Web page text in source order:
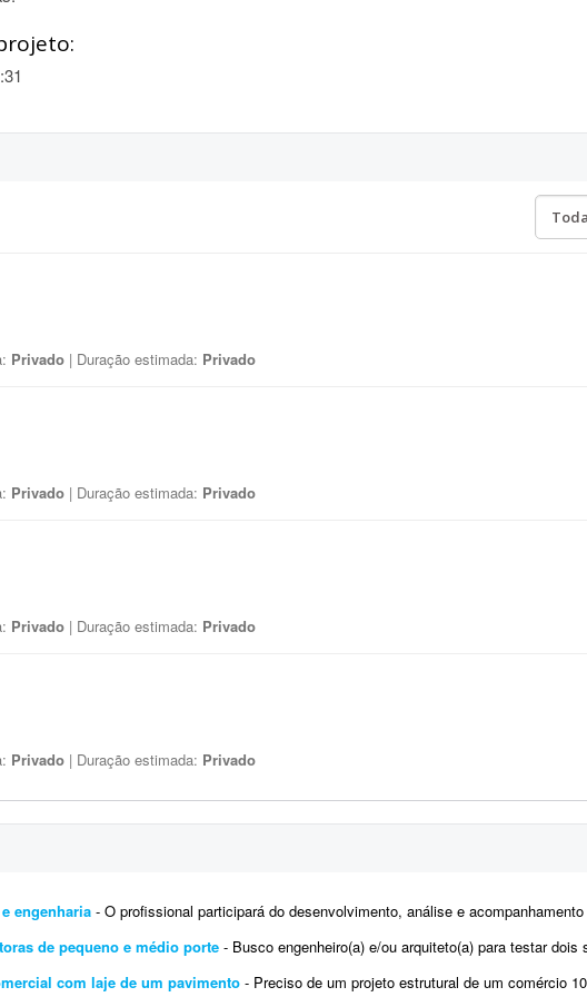
Privado | Duração estimada: Privado
Privado | Duração estimada: Privado
Privado | Duração estimada: Privado
Privado | Duração estimada: Privado
engenharia - O profissional participará do desenvolvimento, análise e acompanhamento de projetos, contribuindo tecnicamente para a execução
de pequeno e médio porte - Busco engenheiro(a) e/ou arquiteto(a) para testar dois sistemas destinados a incorporadoras e construtoras de pequeno e
com laje de um pavimento - Preciso de um projeto estrutural de um comércio 100,00m² um pavimento, enviarei o projeto arquitetônico.